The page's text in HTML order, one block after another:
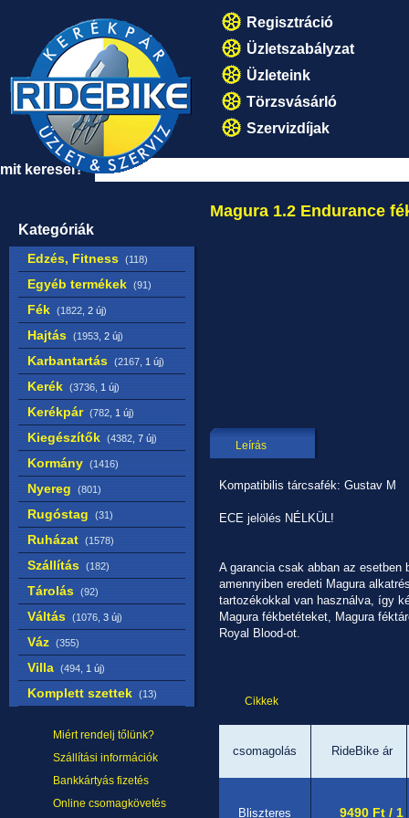
Regisztráció
Üzletszabályzat
Üzleteink
Törzsvásárló
Szervizdíjak
mit keresel?
Kategóriák
Edzés, Fitness (118)
Egyéb termékek (91)
Fék (1822, 2 új)
Hajtás (1953, 2 új)
Karbantartás (2167, 1 új)
Kerék (3736, 1 új)
Kerékpár (782, 1 új)
Kiegészítők (4382, 7 új)
Kormány (1416)
Nyereg (801)
Rugóstag (31)
Ruházat (1578)
Szállítás (182)
Tárolás (92)
Váltás (1076, 3 új)
Váz (355)
Villa (494, 1 új)
Komplett szettek (13)
Miért rendelj tőlünk?
Szállítási információk
Bankkártyás fizetés
Online csomagkövetés
Magura 1.2 Endurance
Leírás
Kompatibilis tárcsafék: Gustav M
ECE jelölés NÉLKÜL!
A garancia csak abban az esetben
amennyiben eredeti Magura
tartozékokkal van használva, így
Magura fékbetéteket, Magura
Royal Blood-ot.
Cikkek
csomagolás RideBike ár
Bliszteres
9490 Ft / 1